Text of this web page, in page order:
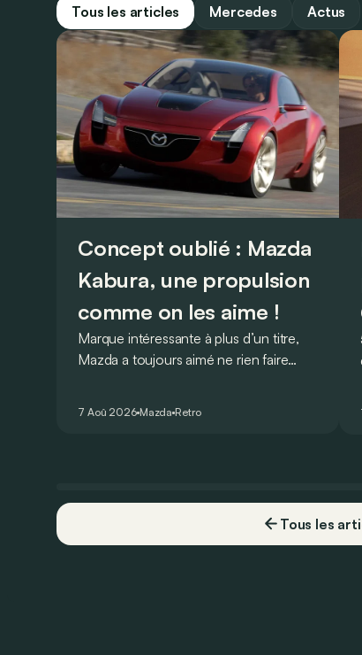
Tous les articles Mercedes Actus
Concept oublié : Mazda
Kabura, une propulsion
comme on les aime !
Marque intéressante à plus d’un titre,
Mazda a toujours aimé ne rien faire
7 Aoû 2026 Mazda Retro
Tous les